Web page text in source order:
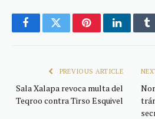
FacebookTwitterPinterestLinkedIn
PREVIOUS ARTICLE
Sala Xalapa revoca multa del
Teqroo contra Tirso Esquivel